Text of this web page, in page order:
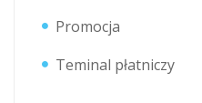
Promocja
Teminal płatniczy